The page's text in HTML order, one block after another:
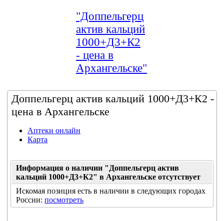
"Доппельгерц
актив кальций
1000+Д3+К2
- цена в
Архангельске"
Доппельгерц актив кальций 1000+Д3+К2 -
цена в Архангельске
Аптеки онлайн
Карта
Информация о наличии "Доппельгерц актив
кальций 1000+Д3+К2" в Архангельске отсутствует
Искомая позиция есть в наличии в следующих городах
России: посмотреть